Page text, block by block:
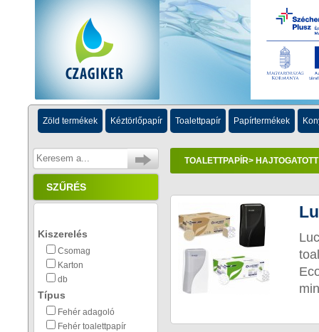
Zöld termékek Kéztörlőpapír Toalettpapír Papírtermékek
SZŰRÉS
Kiszerelés
Csomag
Karton
db
Típus
Fehér adagoló
Fehér toalettpapír
TOALETTPAPÍR>